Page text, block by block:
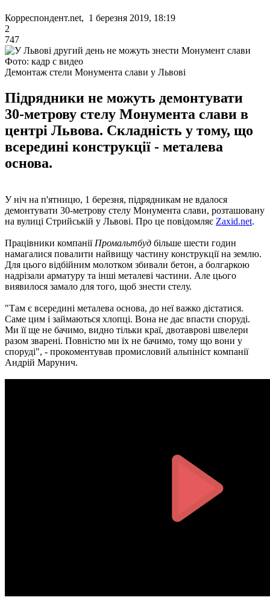
Корреспондент.net, 1 березня 2019, 18:19
2
747
Фото: кадр с видео
Демонтаж стели Монумента слави у Львові
Підрядники не можуть демонтувати
30-метрову стелу Монумента слави в
центрі Львова. Складність у тому, що
всередині конструкції - металева
основа.
У ніч на п'ятницю, 1 березня, підрядникам не вдалося
демонтувати 30-метрову стелу Монумента слави, розташовану
на вулиці Стрийській у Львові. Про це повідомляє Zaxid.nеt.
Працівники компанії Промальтбуд більше шести годин
намагалися повалити найвищу частину конструкції на землю.
Для цього відбійним молотком збивали бетон, а болгаркою
надрізали арматуру та інші металеві частини. Але цього
виявилося замало для того, щоб знести стелу.
"Там є всередині металева основа, до неї важко дістатися.
Саме цим і займаються хлопці. Вона не дає впасти споруді.
Ми її ще не бачимо, видно тільки краї, двотаврові швелери
разом зварені. Повністю ми їх не бачимо, тому що вони у
споруді", - прокоментував промисловий альпініст компанії
Андрій Марунич.